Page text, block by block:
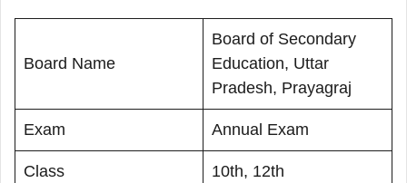
Board Name
Board of Secondary
Education, Uttar
Pradesh, Prayagraj
Exam Annual Exam
Class 10th, 12th